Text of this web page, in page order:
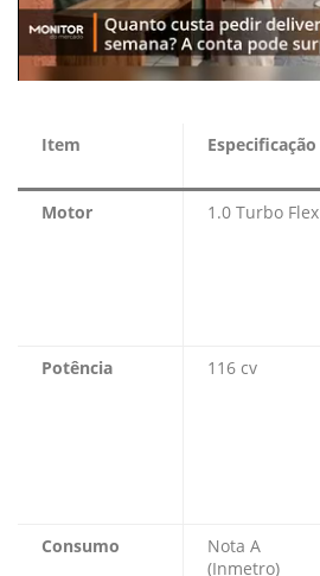
Item Especificação
Motor
1.0 Turbo Flex
Potência
116 cv
Consumo
Nota A
(Inmetro)